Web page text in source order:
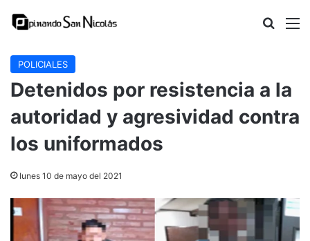
Buscar
POLICIALES
Detenidos por resistencia a la
autoridad y agresividad contra
los uniformados
lunes 10 de mayo del 2021